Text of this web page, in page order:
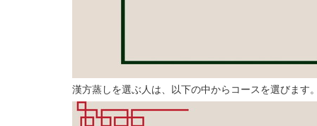
漢方蒸しを選ぶ人は、以下の中からコースを選びます